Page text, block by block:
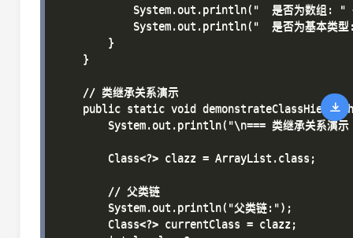
System.out.println("  是否为数组:
System.out.println("  是否为基本类
        }
    }
    // 类继承关系演示
public static void
System.out.println("\n=== 类继承关系演
        Class<?> clazz = ArrayList.class;
        // 父类链
        System.out.println("父类链:");
        Class<?> currentClass = clazz;